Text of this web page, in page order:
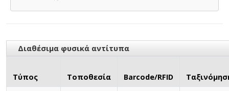
Διαθέσιμα φυσικά αντίτυπα
Τύπος Τοποθεσία Barcode/RFID